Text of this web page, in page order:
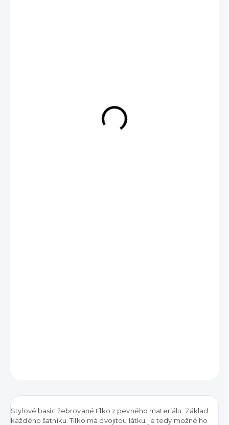
Stylové basic žebrované tílko z pevného materiálu. Základ
každého šatníku. Tílko má dvojitou látku, je tedy možné ho